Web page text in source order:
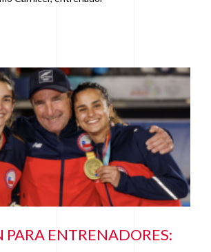
PARA ENTRENADORES: